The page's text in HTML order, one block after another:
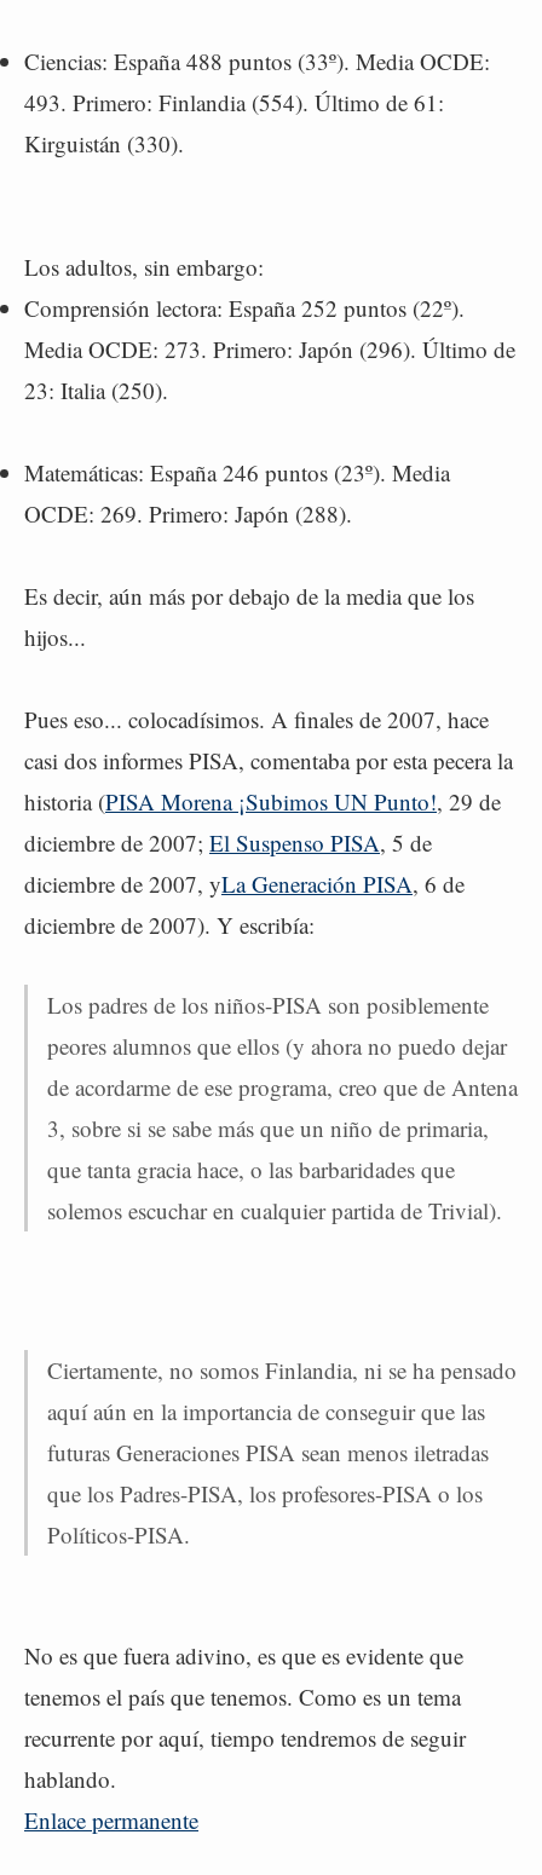
Ciencias: España 488 puntos (33º). Media OCDE:
493. Primero: Finlandia (554). Último de 61:
Kirguistán (330).
Los adultos, sin embargo:
Comprensión lectora: España 252 puntos (22º).
Media OCDE: 273. Primero: Japón (296). Último de
23: Italia (250).
Matemáticas: España 246 puntos (23º). Media
OCDE: 269. Primero: Japón (288).
Es decir, aún más por debajo de la media que los
hijos...
Pues eso... colocadísimos. A finales de 2007, hace
casi dos informes PISA, comentaba por esta pecera la
historia (PISA Morena ¡Subimos UN Punto!, 29 de
diciembre de 2007; El Suspenso PISA, 5 de
diciembre de 2007, yLa Generación PISA, 6 de
diciembre de 2007). Y escribía:
Los padres de los niños-PISA son posiblemente
peores alumnos que ellos (y ahora no puedo dejar
de acordarme de ese programa, creo que de Antena
3, sobre si se sabe más que un niño de primaria,
que tanta gracia hace, o las barbaridades que
solemos escuchar en cualquier partida de Trivial).
Ciertamente, no somos Finlandia, ni se ha pensado
aquí aún en la importancia de conseguir que las
futuras Generaciones PISA sean menos iletradas
que los Padres-PISA, los profesores-PISA o los
Políticos-PISA.
No es que fuera adivino, es que es evidente que
tenemos el país que tenemos. Como es un tema
recurrente por aquí, tiempo tendremos de seguir
hablando.
Enlace permanente